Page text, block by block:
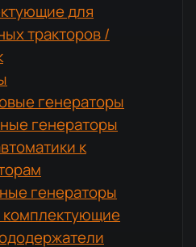
для
тракторов /
генераторы
генераторы
к
генераторы